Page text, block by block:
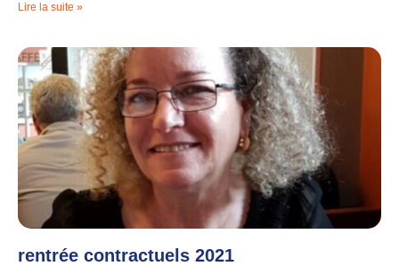
Lire la suite »
rentrée contractuels 2021